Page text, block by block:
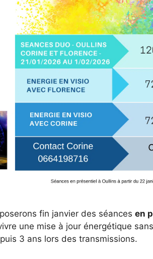
fin janvier des séances en
une mise à jour énergétique
3 ans lors des transmissions.